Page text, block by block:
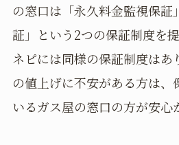
の窓口は「永久料金監視保証
証」という2つの保証制度を
ネピには同様の保証制度はあ
の値上げに不安がある方は、
いるガス屋の窓口の方が安心